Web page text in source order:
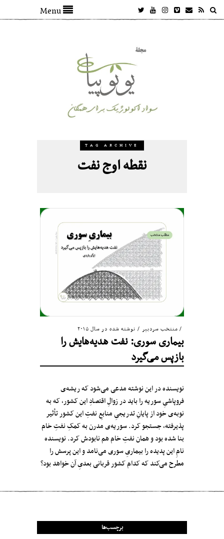
Menu
TAG ARCHIVE
نقطه اوج نفت
منتخب سردبیر / نوشته شده در سال ۲۰۱۵
بیماری سوری: نفت هدیه‌هایش را
بازپس می‌گیرد
نویسنده در این نوشته مدعی می‌شود که ریشه‌ی
فروپاشیِ سوریه را باید در زوالِ اقتصادِ این کشور، که به
نوبه‌ی خود از پایانِ تدریجیِ منابعِ نفتِ این کشور تأثیر
پذیرفته، جستجو کرد. سوریه‌ی مدرن به کمکِ نفتِ خام
بنا شده بود و همان نفتِ خام هم نابودش کرد. نویسنده
نامِ این پدیده را بیماریِ سوری می‌نامد و این پرسش را
مطرح می‌کند که کدام کشور قربانی بعدیِ آن خواهد بود؟
برچسب‌ها